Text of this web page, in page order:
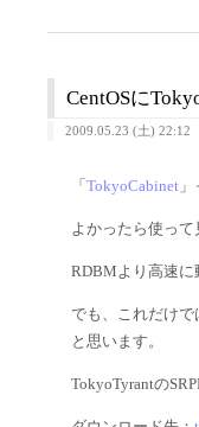
CentOSに
2009.05.23 (土) 22:12
「TokyoCabinet
よかったら使って
RDBMより高速に
でも、これだけ
と思います。
TokyoTyrantの